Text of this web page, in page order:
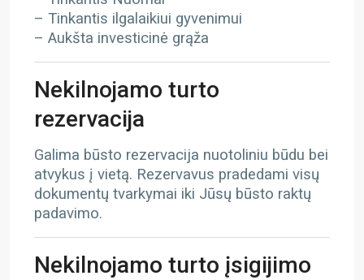
– Tinkantis ilgalaikiui gyvenimui
– Aukšta investicinė grąža
Nekilnojamo turto
rezervacija
Galima būsto rezervacija nuotoliniu būdu bei
atvykus į vietą. Rezervavus pradedami visų
dokumentų tvarkymai iki Jūsų būsto raktų
padavimo.
Nekilnojamo turto įsigijimo